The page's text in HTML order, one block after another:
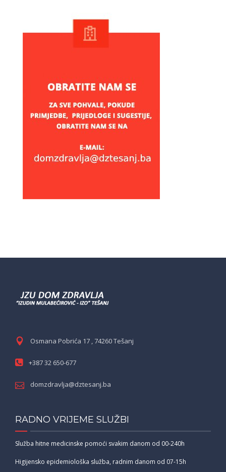
Osmana Pobrića 17 , 74260 Tešanj
+387 32 650-677
domzdravlja@dztesanj.ba
RADNO VRIJEME SLUŽBI
Služba hitne medicinske pomoći svakim danom od 00-240h
Higijensko epidemiološka služba, radnim danom od 07-15h